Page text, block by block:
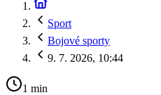
Sport
Bojové sporty
9. 7. 2026, 10:44
1 min